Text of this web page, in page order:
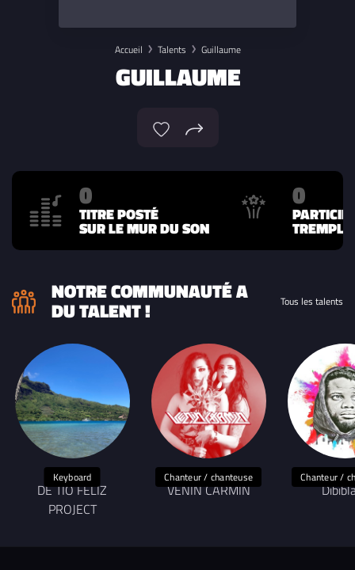
Accueil Talents Guillaume
GUILLAUME
0
TITRE POSTÉ
SUR LE MUR DU SON
0
NOTRE COMMUNAUTÉ A
DU TALENT ! Tous les talents
Keyboard
DE TIO FELIZ
PROJECT
Chanteur / chanteuse
VENIN CARMIN
Chanteur /